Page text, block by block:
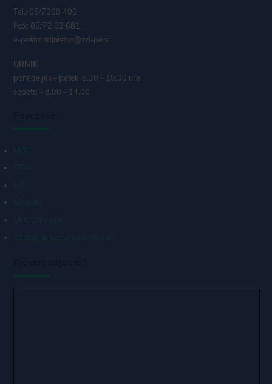
Tel.: 05/7000 400
Fax: 05/72 62 681
e-pošta: tajnistvo@zd-po.si
URNIK
ponedeljek – petek 6.30 – 19.00 ure
sobota – 8.00 – 14.00